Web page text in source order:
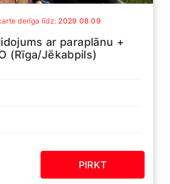
derīga līdz:2029 08 09
ar paraplānu +
(Rīga/Jēkabpils)
PIRKT